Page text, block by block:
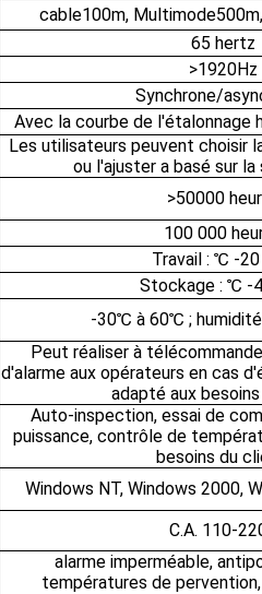
cable100m,
65 hertz
>1920Hz
Synchrone/
Avec la courbe de l'étalonnage
Les utilisateurs peuvent choisir
ou l'ajuster a basé sur
>50000
100 000
Travail : ℃ -
Stockage : ℃ -
-30℃ à 60℃ ; humidité
Peut réaliser à
d'alarme aux opérateurs en cas
adapté aux
Auto-inspection, essai de
puissance, contrôle de
besoins du
Windows NT, Windows 2000,
C.A. 110-
alarme imperméable,
températures de